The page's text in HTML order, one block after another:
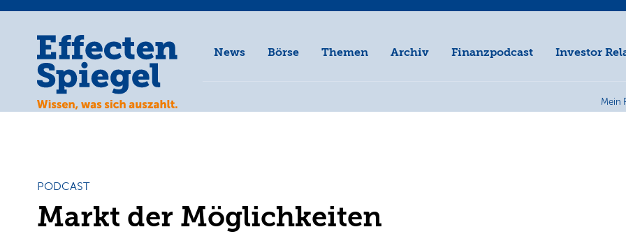
News Börse Themen Archiv Finanzpodcast Investor
Mein
PODCAST
Markt der Möglichkeiten